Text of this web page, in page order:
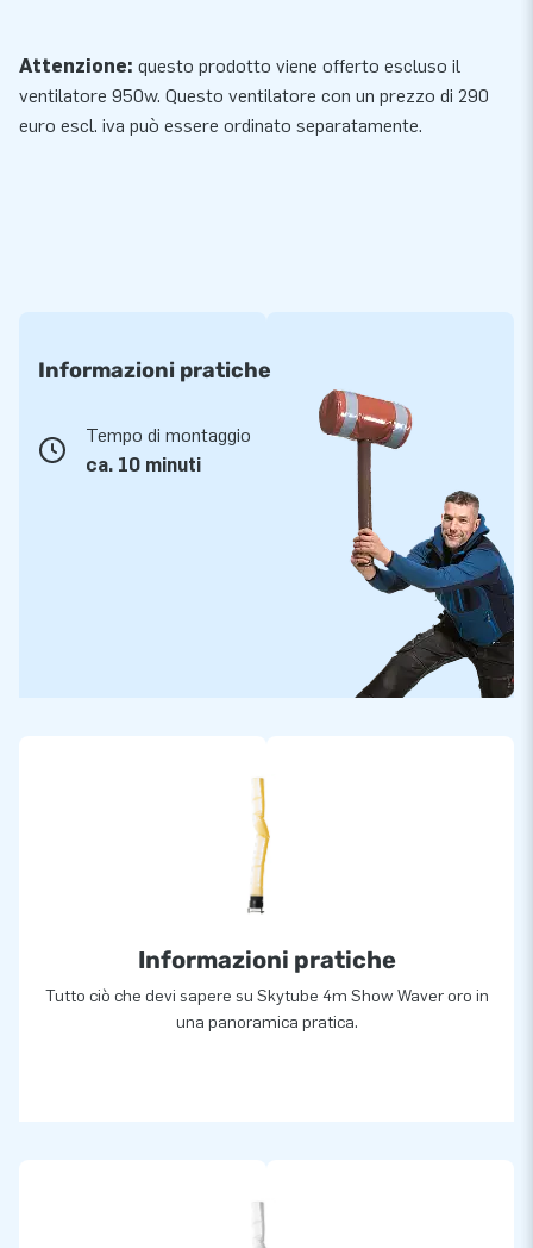
Attenzione: questo prodotto viene offerto escluso il
ventilatore 950w. Questo ventilatore con un prezzo di 290
euro escl. iva può essere ordinato separatamente.
Informazioni pratiche
Tempo di montaggio
ca. 10 minuti
Informazioni pratiche
Tutto ciò che devi sapere su Skytube 4m Show Waver oro in
una panoramica pratica.